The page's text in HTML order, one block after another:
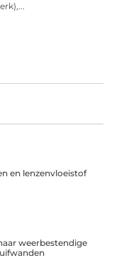
en lenzenvloeistof
weerbestendige